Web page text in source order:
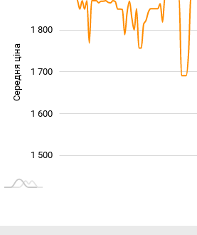
Середня ціна 1 550
1 500
1 600
1 700
1 800